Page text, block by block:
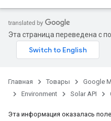
Эта страница переведена с
Главная Товары Google
Environment
Solar API
Эта информация оказалась